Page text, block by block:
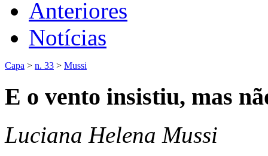
Anteriores
Notícias
Capa > n. 33 > Mussi
E o vento insistiu, mas
Luciana Helena Mussi